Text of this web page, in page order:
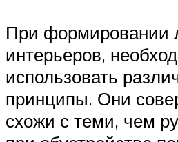
При формировании
интерьеров,
использовать
принципы. Они
схожи с теми, чем